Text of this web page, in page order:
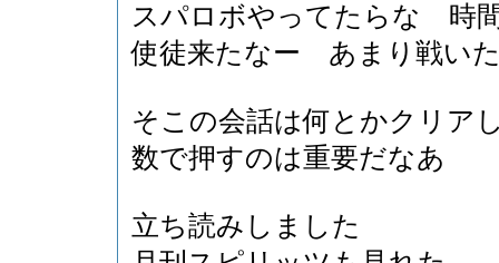
スパロボやってたらな 時
使徒来たなー あまり戦い
そこの会話は何とかクリア
数で押すのは重要だなあ
立ち読みしました